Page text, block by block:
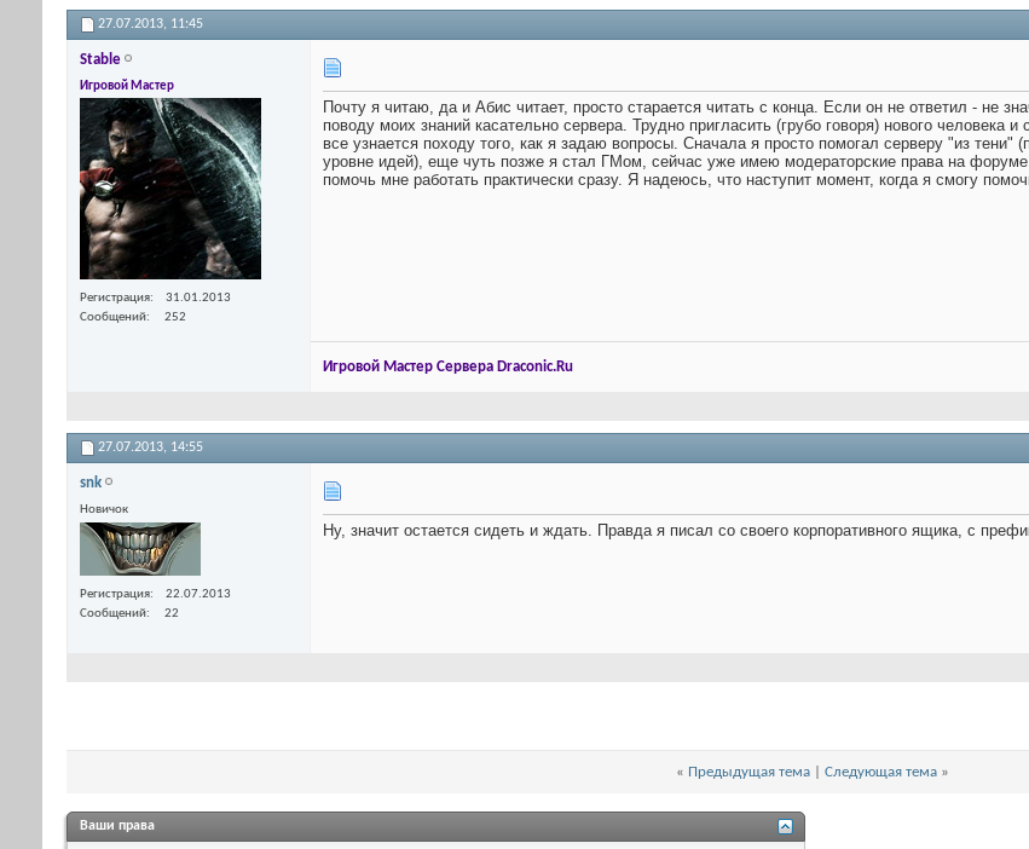
27.07.2013, 11:45
Stable
Игровой Мастер
Регистрация
31.01.2013
Сообщений
252
Почту я читаю, да и Абис читает, просто старается читать с конца. Если он не ответил - не
поводу моих знаний касательно сервера. Трудно пригласить (грубо говоря) нового человека
все узнается походу того, как я задаю вопросы. Сначала я просто помогал серверу "из
уровне идей), еще чуть позже я стал ГМом, сейчас уже имею модераторские права на
помочь мне работать практически сразу. Я надеюсь, что наступит момент, когда я смогу
Игровой Мастер Сервера Draconic.Ru
27.07.2013, 14:55
snk
Новичок
Регистрация
22.07.2013
Сообщений
22
Ну, значит остается сидеть и ждать. Правда я писал со своего корпоративного ящика, с
« Предыдущая тема Следующая тема »
Ваши права